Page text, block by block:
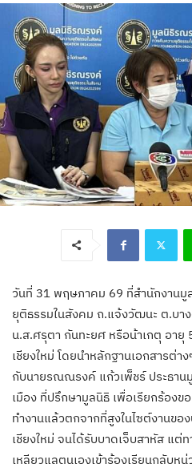
วันที่ 31 พฤษภาคม 69 ที่สำนักงาน
ยุติธรรมในสังคม ถ.แจ้งวัฒนะ ต.บา
น.ส.ศรุตา กันทะยศ หรือน้าเกตุ อายุ
เชียงใหม่ โดยนำหลักฐานเอกสารต่า
กับนายรณณรงค์ แก้วเพ็ชร์ ประธา
เมือง ที่ปรึกษามูลนิธิ เพื่อเรียกร้องข
ทำงานแล้วตกจากที่สูงในไซต์งานข
เชียงใหม่ จนได้รับบาดเจ็บสาหัส แต่
เหลียวแลตนเองเข้าร้องเรียนกลับห